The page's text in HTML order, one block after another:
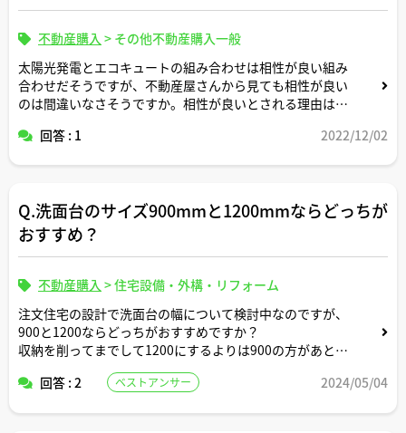
●購入者
年
妻 29歳 年収800万 プライム上場企業勤務4年
夫婦とも、今後の賃金上昇は緩やかな予想（夫 2,000万
円、妻1,000万円程度が上限）
金融資産 2,000万円（夫婦合計。預貯金とNISA, iDeCoの
頭金 1,300万円（夫婦合計）
●将来の希望
子ども2人希望。
裕を残したい。
不動産購入 > その他不動産購入一般
太陽光発電とエコキュートの組み合わせは相性が良い組み
合わせだそうですが、不動産屋さんから見ても相性が良い
のは間違いなさそうですか。相性が良いとされる理由は何
回答 : 1 2022/12/02
Q.洗面台のサイズ900mmと1200mmならどっちが
おすすめ？
不動産購入 >住宅設備・外構・リフォーム
注文住宅の設計で洗面台の幅について検討中なのですが、
900と1200ならどっちがおすすめですか？
収納を削ってまでして1200にするよりは900の方があとで
回答 : 2
ベストアンサー 2024/05/04